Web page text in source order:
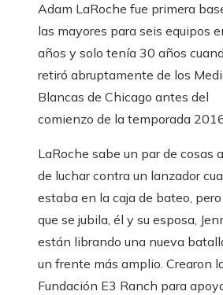
Adam LaRoche fue primera
las mayores para seis equipos
años y solo tenía 30 años
retiró abruptamente de los
Blancas de Chicago antes del
comienzo de la temporada
LaRoche sabe un par de cosas
de luchar contra un lanzador
estaba en la caja de bateo,
que se jubila, él y su esposa,
están librando una nueva
un frente más amplio. Crearon
Fundación E3 Ranch para